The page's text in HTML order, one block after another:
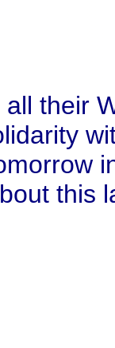
their
this